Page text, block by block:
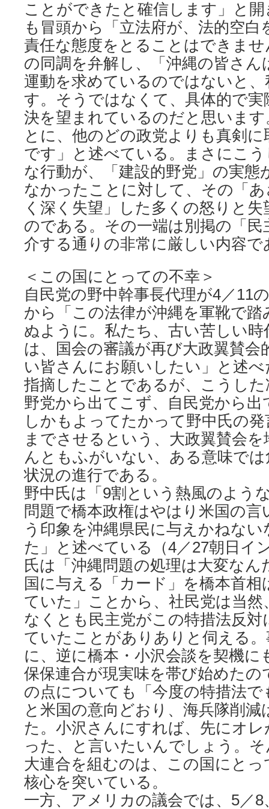
ことができたと確信します」と
も冒頭から「立法府が、法的空
責任な態度をとることはできま
の同調を弁解し、「沖縄の皆さん
運動を求めているのではないと
す。そうではなくて、具体的で実
決を望まれているのだと思いま
とに、他のどの政党よりも真剣
です」と述べている。まさにこ
な行動が、「建設的野党」の実態
なかったことに対して、その「
く深く失望」した多くの怒りと
のである。その一端は別掲の「民
介する通りの非常に厳しい内容で
＜この国にとっての不幸＞
自民党の野中幹事長代理が4／11
から「この法律が沖縄を軍靴で
ぬように。私たち、古い苦しい
は、国会の審議が再び大政翼賛会
い皆さんにお願いしたい」と述
指摘したことであるが、こうし
野党から出てこず、自民党から
しかもよってたかって野中氏の
までさせるという、大政翼賛会
んともふがいない、ある意味で
状況の進行である。
野中氏は「9割という熱風のよう
問題で橋本政権はやはり米国の
う印象を沖縄県民に与えかねな
た」と述べている（4／27朝日イ
氏は「沖縄問題の処理は大変な
国に与える「カード」を橋本首
ていた」ことから、社民党は当
なくとも民主党がこの特措法反
ていたことがありありと伺える
に、逆に橋本・小沢会談を契機
保保連合が現実味を帯び始めたの
の点についても「今度の特措法
と米国の意向どおり、海兵隊削
た。小沢さんにすれば、先にオ
った、と言いたいんでしょう。
大連合を組むのは、この国にと
核心を突いている。
一方、アメリカの議会では、5／8